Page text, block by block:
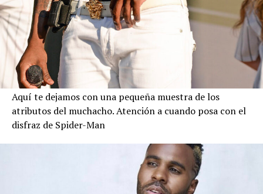
Aquí te dejamos con una pequeña muestra de los
atributos del muchacho. Atención a cuando posa con el
disfraz de Spider-Man